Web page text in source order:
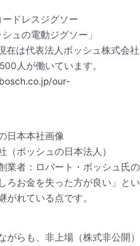
ュの電動ジグソー」
在は代表法人ボッシュ株式会社
人が働いています。
our-
（ボッシュの日本法人）
業者：ロバート・ボッシュ氏の
ろお金を失った方が良い」とい
がれている点です。
がらも、非上場（株式非公開）